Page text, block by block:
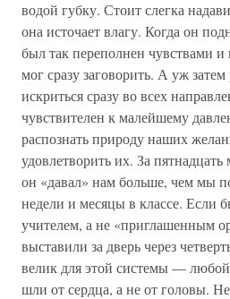
водой губку. Стоит слегка
она источает влагу. Когда он
был так переполнен чувствами и
мог сразу заговорить. А уж
искриться сразу во всех
чувствителен к малейшему
распознать природу наших
удовлетворить их. За
он «давал» нам больше, чем мы
недели и месяцы в классе. Если
учителем, а не «приглашенным
выставили за дверь через
велик для этой системы —
шли от сердца, а не от головы.